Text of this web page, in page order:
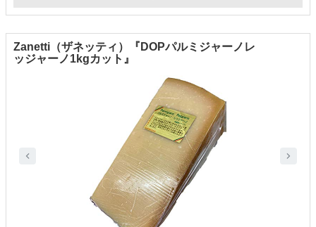
Zanetti（ザネッティ）『DOPパルミジャーノレ
ッジャーノ1kgカット』